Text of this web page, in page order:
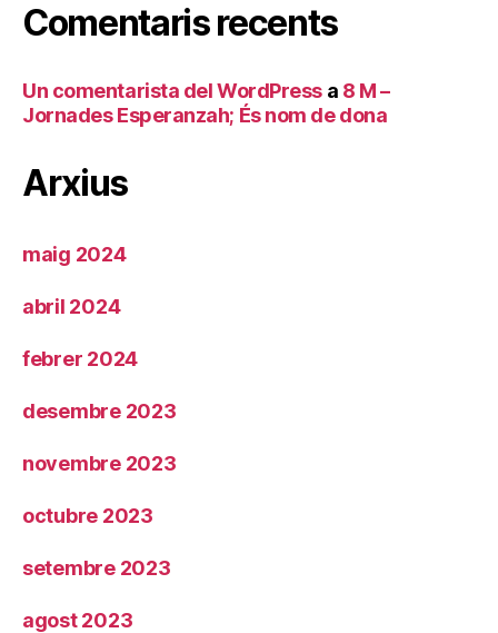
Comentaris recents
Un comentarista del WordPressa 8 M –
Jornades Esperanzah; És nom de dona
Arxius
maig 2024
abril 2024
febrer 2024
desembre 2023
novembre 2023
octubre 2023
setembre 2023
agost 2023